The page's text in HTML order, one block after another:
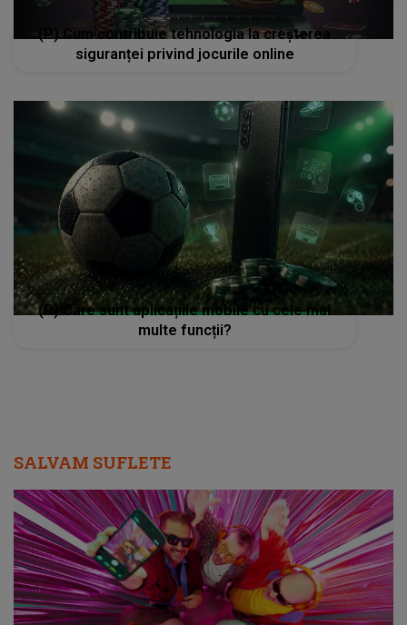
(P) Cum contribuie tehnologia la creșterea
siguranței privind jocurile online
(P) Care sunt aplicațiile mobile cu cele mai
multe funcții?
SALVAM SUFLETE